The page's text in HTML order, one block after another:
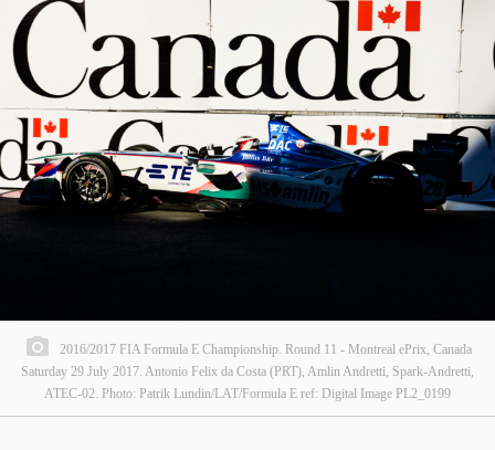
2016/2017 FIA Formula E Championship. Round 11 - Montreal ePrix, Canada
Saturday 29 July 2017. Antonio Felix da Costa (PRT), Amlin Andretti, Spark-Andretti,
ATEC-02. Photo: Patrik Lundin/LAT/Formula E ref: Digital Image PL2_0199